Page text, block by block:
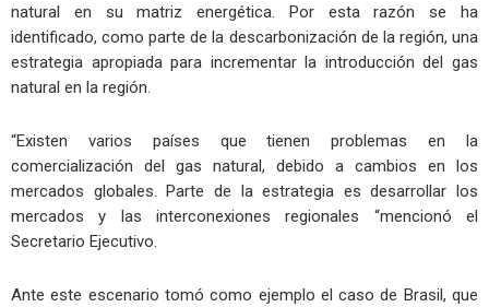
natural en su matriz energética. Por esta razón se ha
identificado, como parte de la descarbonización de la región, una
estrategia apropiada para incrementar la introducción del gas
natural en la región.
“Existen varios países que tienen problemas en la
comercialización del gas natural, debido a cambios en los
mercados globales. Parte de la estrategia es desarrollar los
mercados y las interconexiones regionales “mencionó el
Secretario Ejecutivo.
Ante este escenario tomó como ejemplo el caso de Brasil, que